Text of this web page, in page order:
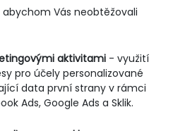
Vás neobtěžovali
aktivitami - využití
pro účely personalizované
data první strany v rámci
Ads, Google Ads a Sklik.